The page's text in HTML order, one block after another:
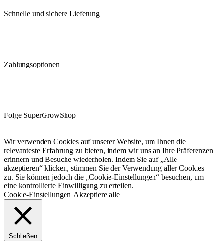
Schnelle und sichere Lieferung
Zahlungsoptionen
Folge SuperGrowShop
Wir verwenden Cookies auf unserer Website, um Ihnen die
relevanteste Erfahrung zu bieten, indem wir uns an Ihre Präferenzen
erinnern und Besuche wiederholen. Indem Sie auf „Alle
akzeptieren“ klicken, stimmen Sie der Verwendung aller Cookies
zu. Sie können jedoch die „Cookie-Einstellungen“ besuchen, um
eine kontrollierte Einwilligung zu erteilen.
Cookie-Einstellungen Akzeptiere alle
Schließen